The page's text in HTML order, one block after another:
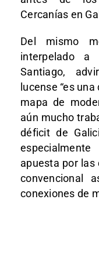
Cercanías en
Del mismo
interpelado
Santiago,
lucense “es
mapa de
aún mucho
déficit de
apuesta por las
convencional
conexiones de